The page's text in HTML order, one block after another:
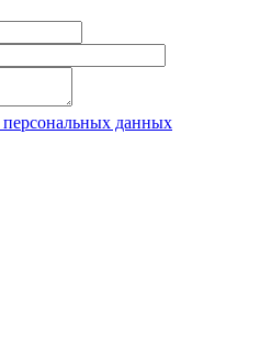
персональных данных